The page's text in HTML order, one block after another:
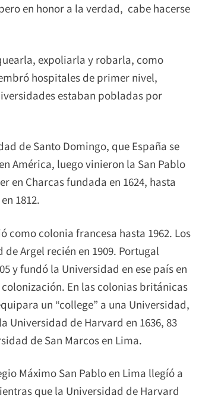
en honor a la verdad, cabe hacerse
expoliarla y robarla, como
hospitales de primer nivel,
estaban pobladas por
de Santo Domingo, que España se
América, luego vinieron la San Pablo
en Charcas fundada en 1624, hasta
1812.
como colonia francesa hasta 1962. Los
Argel recién en 1909. Portugal
y fundó la Universidad en ese país en
colonización. En las colonias británicas
un “college” a una Universidad,
Universidad de Harvard en 1636, 83
de San Marcos en Lima.
Máximo San Pablo en Lima llegíó a
que la Universidad de Harvard